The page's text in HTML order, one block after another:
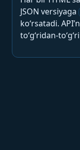
JSON versiyaga
ko‘rsatadi.
to‘g‘ridan-to‘g‘ri